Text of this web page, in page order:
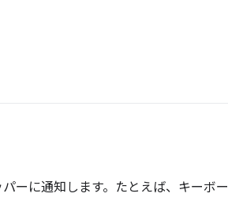
ーに通知します。たとえば、キーボー